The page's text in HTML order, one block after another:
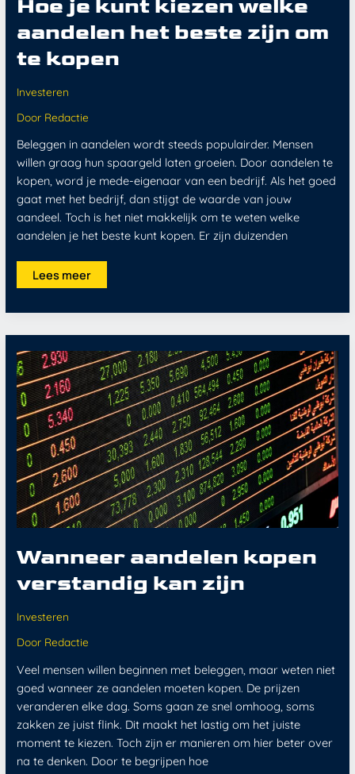
Hoe je kunt kiezen welke
aandelen het beste zijn om
te kopen
Investeren
Door Redactie
Beleggen in aandelen wordt steeds populairder. Mensen
willen graag hun spaargeld laten groeien. Door aandelen te
kopen, word je mede-eigenaar van een bedrijf. Als het goed
gaat met het bedrijf, dan stijgt de waarde van jouw
aandeel. Toch is het niet makkelijk om te weten welke
aandelen je het beste kunt kopen. Er zijn duizenden
Lees meer
Wanneer aandelen kopen
verstandig kan zijn
Investeren
Door Redactie
Veel mensen willen beginnen met beleggen, maar weten niet
goed wanneer ze aandelen moeten kopen. De prijzen
veranderen elke dag. Soms gaan ze snel omhoog, soms
zakken ze juist flink. Dit maakt het lastig om het juiste
moment te kiezen. Toch zijn er manieren om hier beter over
na te denken. Door te begrijpen hoe
Wanneer
aandelen
kopen
verstandig
kan
zijn